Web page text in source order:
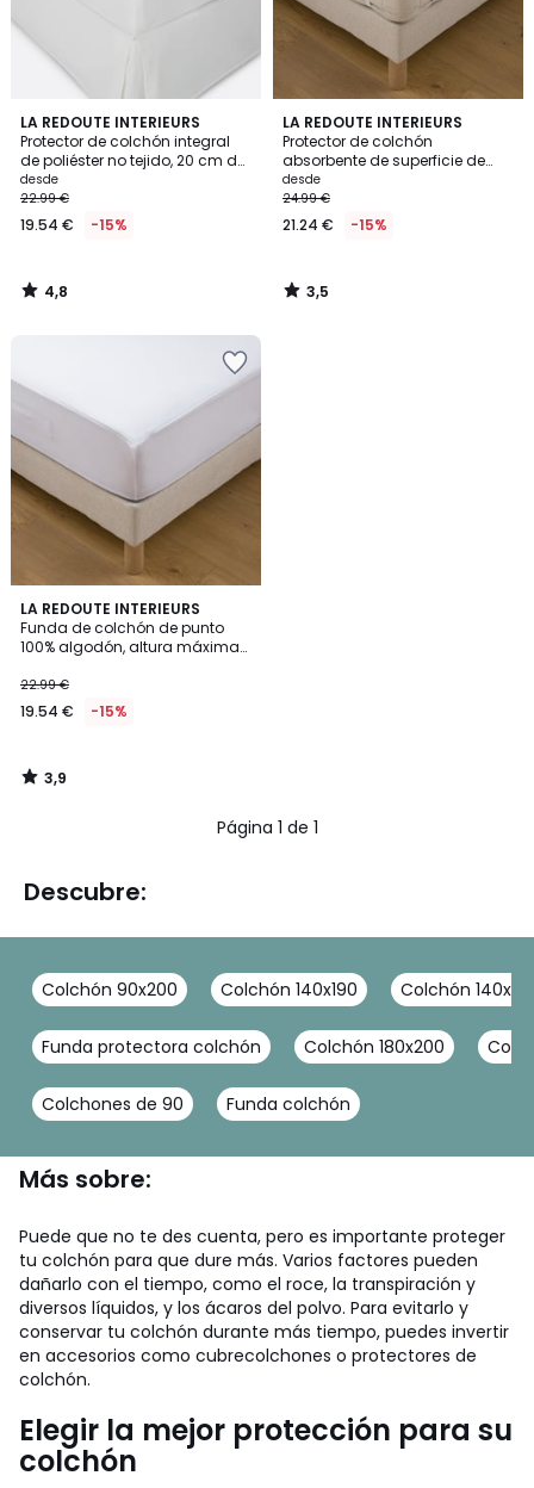
LA REDOUTE INTERIEURS
Protector de colchón integral
de poliéster no tejido, 20 cm de
alto
desde
22.99 €
19.54 € -15%
4,8
/ 5
4,8
/
LA REDOUTE INTERIEURS
Protector de colchón
absorbente de superficie de
alta calidad
desde
24.99 €
21.24 € -15%
3,5
/ 5
3,5
/
LA REDOUTE INTERIEURS
Funda de colchón de punto
100% algodón, altura máxima
22.99 €
19.54 € -15%
3,9
/ 5
3,9
/
Página 1 de 1
Descubre:
Colchón 90x200 Colchón 140x190 Colchón
Funda protectora colchón Colchón 180x200
Colchones de 90 Funda colchón
Más sobre:
Puede que no te des cuenta, pero es importante proteger
tu colchón para que dure más. Varios factores pueden
dañarlo con el tiempo, como el roce, la transpiración y
diversos líquidos, y los ácaros del polvo. Para evitarlo y
conservar tu colchón durante más tiempo, puedes invertir
en accesorios como cubrecolchones o protectores de
colchón.
Elegir la mejor protección para su
colchón